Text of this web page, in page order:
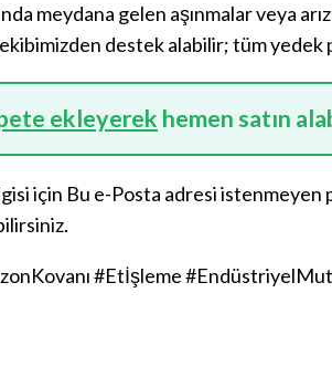
meydana gelen aşınmalar veya
destek alabilir; tüm
ekleyerek hemen satın
için Bu e-Posta adresi
#Etİşleme